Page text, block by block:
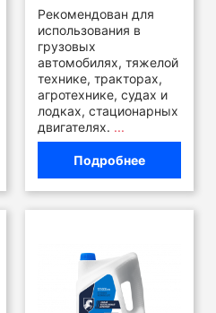
Рекомендован для
использования в
грузовых
автомобилях, тяжелой
технике, тракторах,
агротехнике, судах и
лодках, стационарных
двигателях. ...
Подробнее